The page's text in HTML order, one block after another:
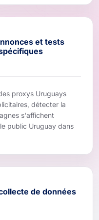
et tests
proxys Uruguays
détecter la
s'affichent
public Uruguay dans
de données